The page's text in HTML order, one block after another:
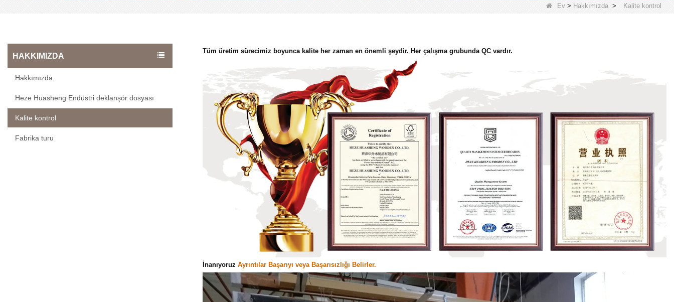
Ev > Hakkımızda > Kalite kontrol
HAKKIMIZDA
Hakkımızda
Heze Huasheng Endüstri deklanşör dosyası
Kalite kontrol
Fabrika turu
Tüm üretim sürecimiz boyunca kalite her zaman en önemli şeydir. Her çalışma grubunda QC vardır.
İnanıyoruz Ayrıntılar Başarıyı veya Başarısızlığı Belirler.